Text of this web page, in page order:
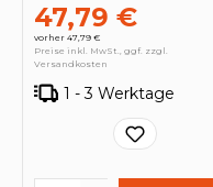
47,79 €
vorher 47,79 €
Preise inkl. MwSt., ggf. zzgl.
Versandkosten
1 - 3 Werktage